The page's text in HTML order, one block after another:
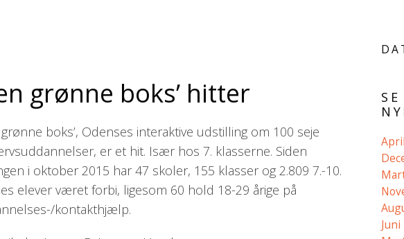
grønne boks’ hitter
grønne boks’, Odenses interaktive udstilling om 100 seje
er et hit. Især hos 7. klasserne. Siden
i oktober 2015 har 47 skoler, 155 klasser og 2.809 7.-10.
elever været forbi, ligesom 60 hold 18-29 årige på
kontakthjælp.